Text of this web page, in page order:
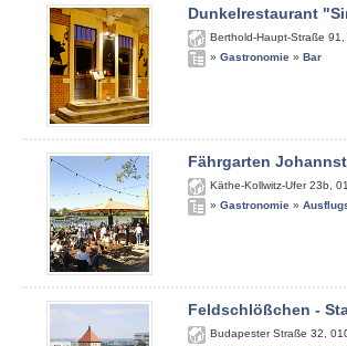
Dunkelrestaurant
Berthold-Haupt-Straße 91
» Gastronomie » Bar
Fährgarten
Käthe-Kollwitz-Ufer 23b
» Gastronomie »
Feldschlößchen -
Budapester Straße 32